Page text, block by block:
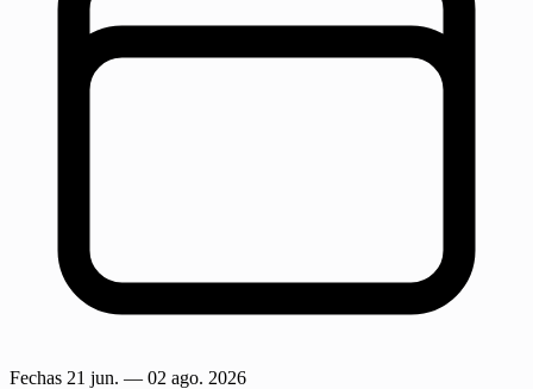
Fechas 21 jun. — 02 ago. 2026